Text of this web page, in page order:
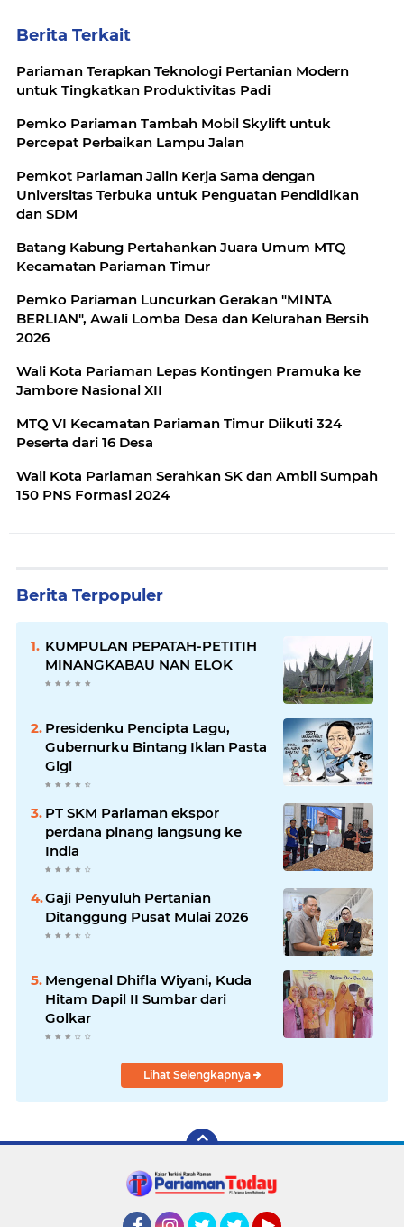
Berita Terkait
Pariaman Terapkan Teknologi Pertanian Modern
untuk Tingkatkan Produktivitas Padi
Pemko Pariaman Tambah Mobil Skylift untuk
Percepat Perbaikan Lampu Jalan
Pemkot Pariaman Jalin Kerja Sama dengan
Universitas Terbuka untuk Penguatan Pendidikan
dan SDM
Batang Kabung Pertahankan Juara Umum MTQ
Kecamatan Pariaman Timur
Pemko Pariaman Luncurkan Gerakan "MINTA
BERLIAN", Awali Lomba Desa dan Kelurahan Bersih
2026
Wali Kota Pariaman Lepas Kontingen Pramuka ke
Jambore Nasional XII
MTQ VI Kecamatan Pariaman Timur Diikuti 324
Peserta dari 16 Desa
Wali Kota Pariaman Serahkan SK dan Ambil Sumpah
150 PNS Formasi 2024
Berita Terpopuler
KUMPULAN PEPATAH-PETITIH
MINANGKABAU NAN ELOK
Presidenku Pencipta Lagu,
Gubernurku Bintang Iklan Pasta
Gigi
PT SKM Pariaman ekspor
perdana pinang langsung ke
India
Gaji Penyuluh Pertanian
Ditanggung Pusat Mulai 2026
Mengenal Dhifla Wiyani, Kuda
Hitam Dapil II Sumbar dari
Golkar
Lihat Selengkapnya